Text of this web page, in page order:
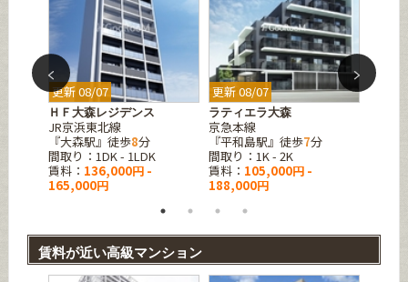
更新 08/07
ＨＦ大森レジデンス
JR京浜東北線
『大森駅』徒歩8分
間取り：1DK - 1LDK
賃料： 136,000円 -
165,000円
更新 08/07
ラティエラ大森
京急本線
『平和島駅』徒歩7分
間取り：1K - 2K
賃料： 105,000円 -
188,000円
賃料が近い高級マンション